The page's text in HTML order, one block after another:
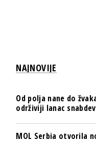
NAJNOVIJE
Od polja nane do
održiviji lanac
MOL Serbia otvorila